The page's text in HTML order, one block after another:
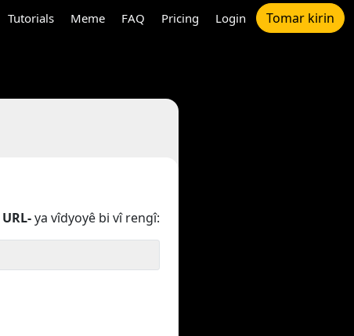
Tutorials Meme FAQ Pricing Login Tomar kirin
URL-ya vîdyoyê bi vî rengî: